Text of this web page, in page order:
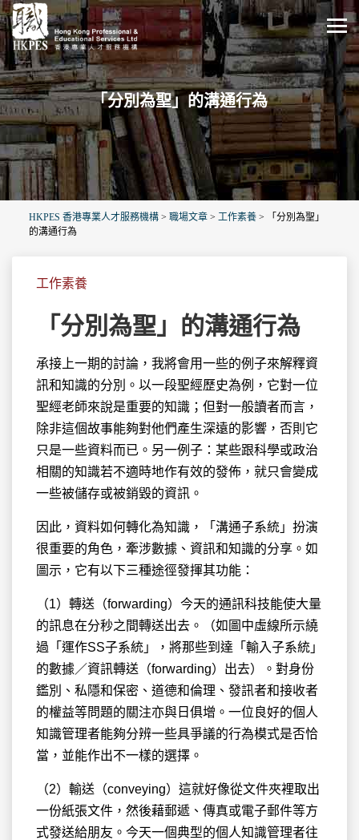
「分別為聖」的溝通行為
HKPES 香港專業人才服務機構 > 職場文章 > 工作素養 >
「分別為聖」
的溝通行為
工作素養
「分別為聖」的溝通行為
承接上一期的討論，我將會用一些的例子來解釋資
訊和知識的分別。以一段聖經歷史為例，它對一位
聖經老師來說是重要的知識；但對一般讀者而言，
除非這個故事能夠對他們產生深遠的影響，否則它
只是一些資料而已。另一例子：某些跟科學或政治
相關的知識若不適時地作有效的發佈，就只會變成
一些被儲存或被銷毀的資訊。
因此，資料如何轉化為知識，「溝通子系統」扮演
很重要的角色，牽涉數據、資訊和知識的分享。如
圖示，它有以下三種途徑發揮其功能：
（1）轉送（forwarding）今天的通訊科技能使大量
的訊息在分秒之間轉送出去。（如圖中虛線所示繞
過「運作SS子系統」，將那些到達「輸入子系統」
的數據／資訊轉送（forwarding）出去）。對身份
鑑別、私隱和保密、道德和倫理、發訊者和接收者
的權益等問題的關注亦與日俱增。一位良好的個人
知識管理者能夠分辨一些具爭議的行為模式是否恰
當，並能作出不一樣的選擇。
（2）輸送（conveying）這就好像從文件夾裡取出
一份紙張文件，然後藉郵遞、傳真或電子郵件等方
式發送給朋友。今天一個典型的個人知識管理者往